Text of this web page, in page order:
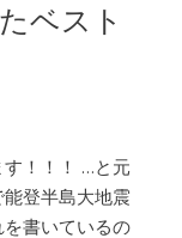
ベスト
す！！！ …と元
登半島大地震
書いているの